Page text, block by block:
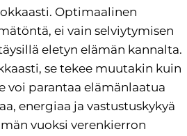
Optimaalinen
ei vain selviytymisen
eletyn elämän kannalta.
se tekee muutakin kuin
voi parantaa elämänlaatua
energiaa ja vastustuskykyä
vuoksi verenkierron